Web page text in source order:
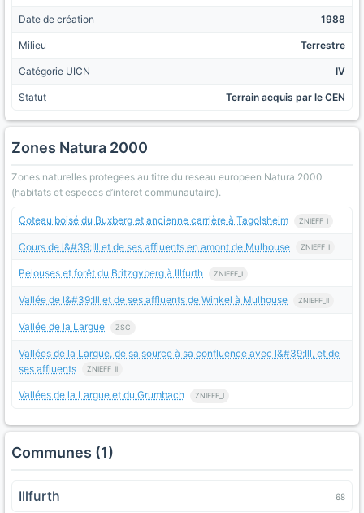
Date de création 1988
Milieu Terrestre
Catégorie UICN IV
Statut Terrain acquis par le CEN
Zones Natura 2000
Zones naturelles protegees au titre du reseau europeen Natura 2000
(habitats et especes d’interet communautaire).
Coteau boisé du Buxberg et ancienne carrière à Tagolsheim ZNIEFF_I
Cours de l&#39;Ill et de ses affluents en amont de Mulhouse ZNIEFF_I
Pelouses et forêt du Britzgyberg à Illfurth ZNIEFF_I
Vallée de l&#39;Ill et de ses affluents de Winkel à Mulhouse ZNIEFF_II
Vallée de la Largue ZSC
Vallées de la Largue, de sa source à sa confluence avec l&#39;Ill, et de
ses affluents
ZNIEFF_II
Vallées de la Largue et du Grumbach ZNIEFF_I
Communes (1)
Illfurth 68